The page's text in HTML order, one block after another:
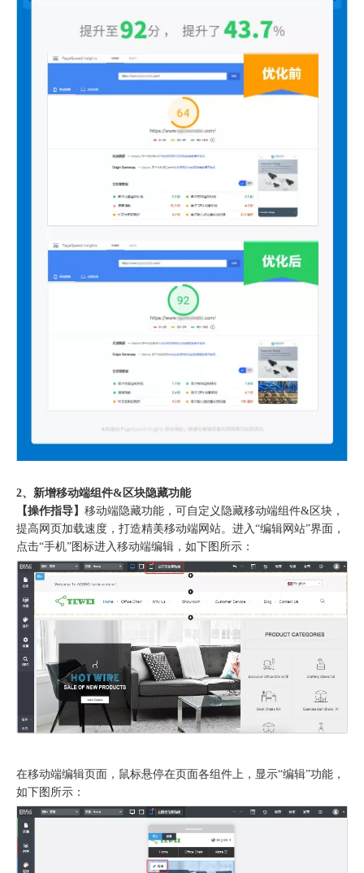
2、新增移动端组件&区块隐藏功能
【操作指导】 移动端隐藏功能，可自定义隐藏移动端组件&区块，
提高网页加载速度，打造精美移动端网站。进入“编辑网站”界面，
点击“手机”图标进入移动端编辑，如下图所示：
在移动端编辑页面，鼠标悬停在页面各组件上，显示“编辑”功能，
如下图所示：